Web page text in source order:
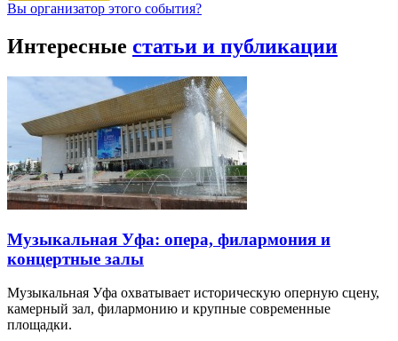
Вы организатор этого события?
Интересные статьи и публикации
Музыкальная Уфа: опера, филармония и
концертные залы
Музыкальная Уфа охватывает историческую оперную сцену,
камерный зал, филармонию и крупные современные
площадки.